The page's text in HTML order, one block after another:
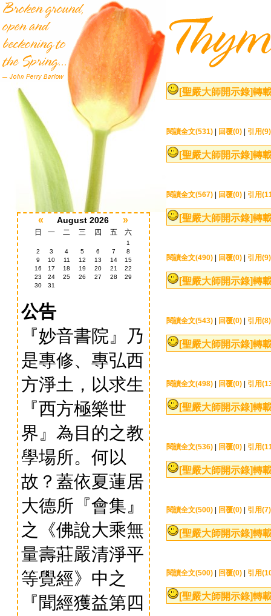
« August 2026 »
日 一 二 三 四 五 六
1
2
3 4 5 6 7
8
9
10 11 12 13 14
15
16
17 18 19 20 21
22
23
24 25 26 27 28
29
30
31
公告
『妙音書院』乃
是專修、專弘西
方淨土，以求生
『西方極樂世
界』為目的之教
學場所。何以
故？蓋依夏蓮居
大德所『會集』
之《佛說大乘無
量壽莊嚴清淨平
等覺經》中之
『聞經獲益第四
[聖嚴大師開示錄]轉
閱讀全文(531) 回覆(0) 引用(9)
[聖嚴大師開示錄]轉
閱讀全文(567) 回覆(0) 引用
[聖嚴大師開示錄]轉
閱讀全文(490) 回覆(0) 引用(9)
[聖嚴大師開示錄]轉
閱讀全文(543) 回覆(0) 引用(8)
[聖嚴大師開示錄]轉
閱讀全文(498) 回覆(0) 引用
[聖嚴大師開示錄]轉
閱讀全文(536) 回覆(0) 引用
[聖嚴大師開示錄]轉
閱讀全文(500) 回覆(0) 引用(7)
[聖嚴大師開示錄]轉
閱讀全文(500) 回覆(0) 引用
[聖嚴大師開示錄]轉